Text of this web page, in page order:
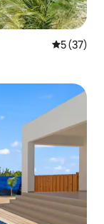
5 de uma
5 (37)